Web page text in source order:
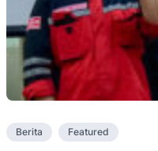
Berita Featured